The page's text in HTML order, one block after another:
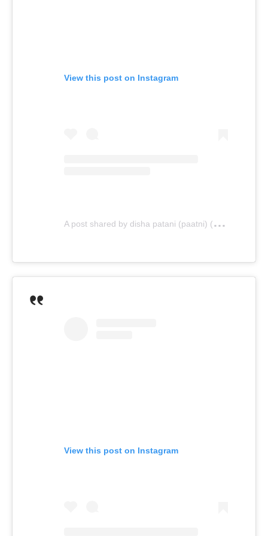
View this post on Instagram
A
post shared by disha patani (paatni) (@dishapatani)
View this post on Instagram